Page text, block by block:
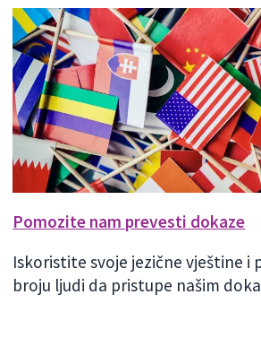
Pomozite nam prevesti dokaze
Iskoristite svoje jezične vještine i
broju ljudi da pristupe našim